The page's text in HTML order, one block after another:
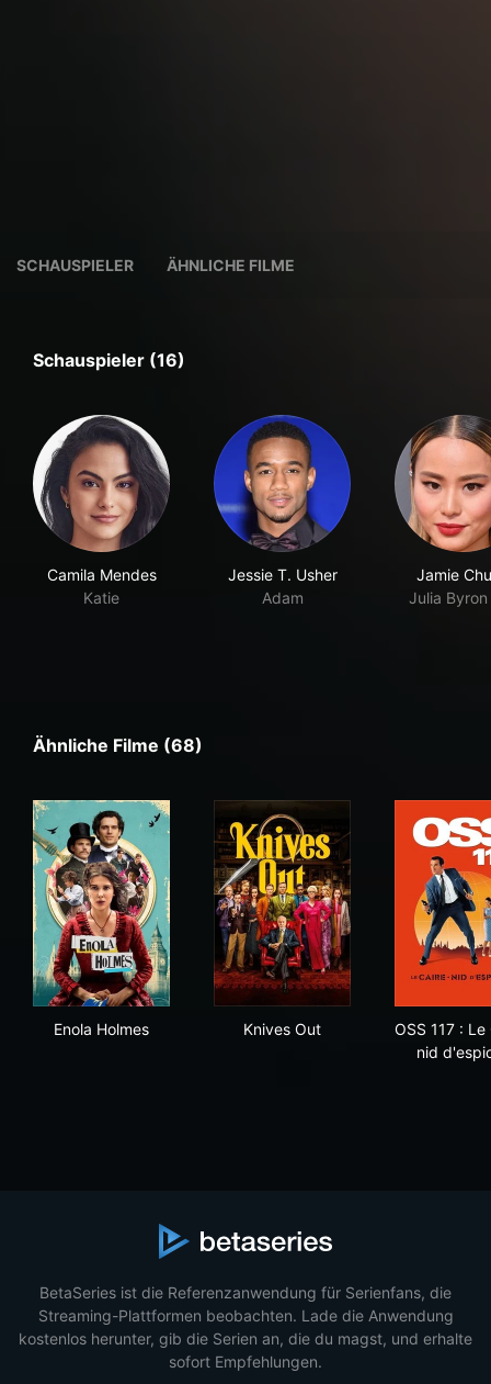
SCHAUSPIELER ÄHNLICHE FILME
Schauspieler (16)
Camila Mendes
Katie
Jessie T. Usher
Adam
Jamie
Julia Byron
Ähnliche Filme (68)
Enola Holmes Knives Out
OSS 117 : Le
nid
BetaSeries ist die Referenzanwendung für Serienfans, die
Streaming-Plattformen beobachten. Lade die Anwendung
kostenlos herunter, gib die Serien an, die du magst, und erhalte
sofort Empfehlungen.